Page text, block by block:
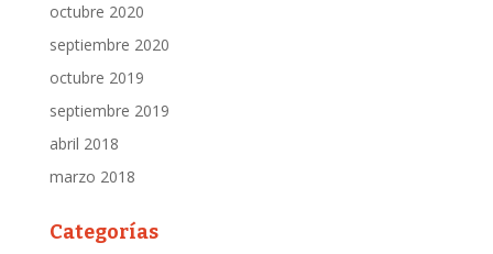
octubre 2020
septiembre 2020
octubre 2019
septiembre 2019
abril 2018
marzo 2018
Categorías